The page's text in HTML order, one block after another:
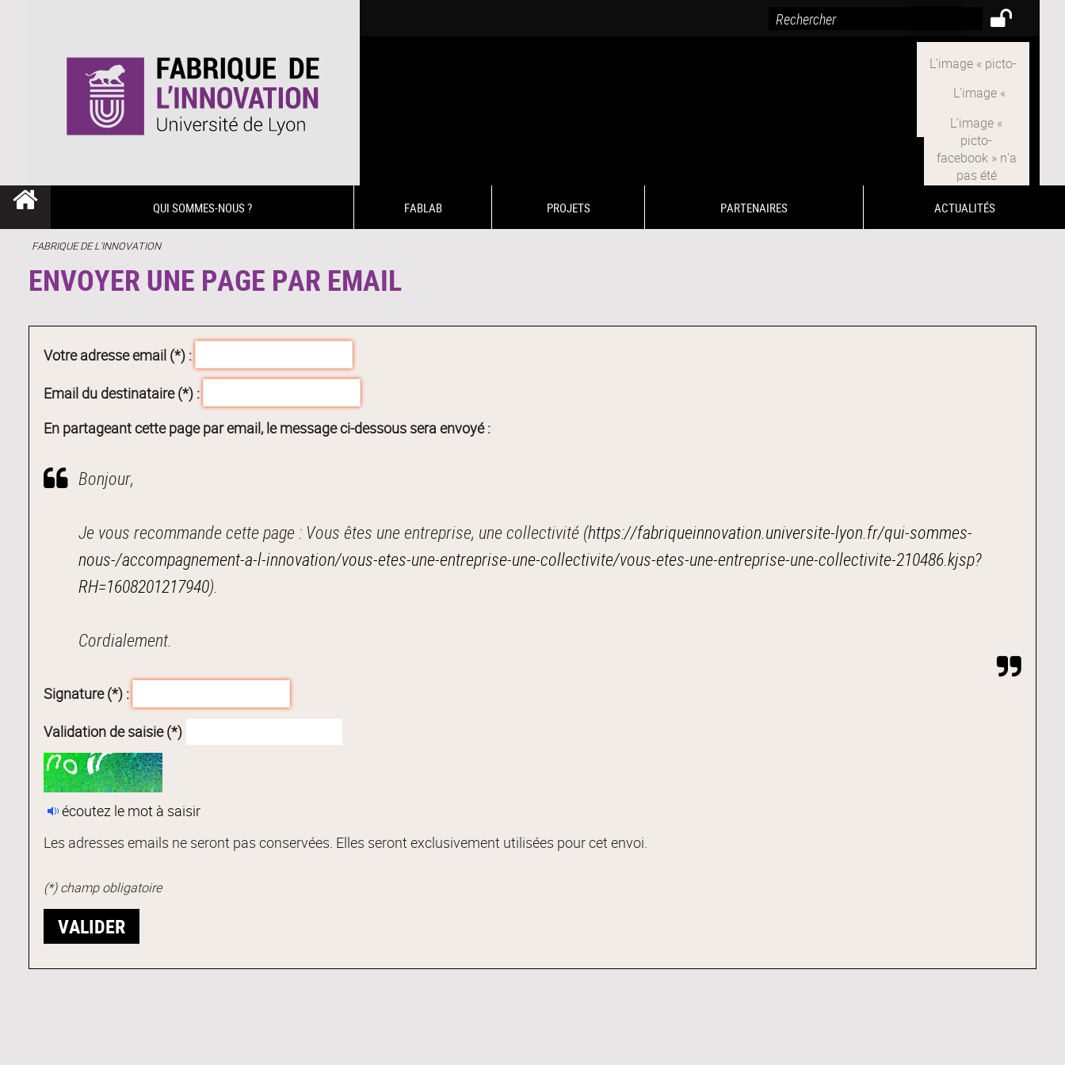
QUI SOMMES-NOUS ? FABLAB PROJETS PARTENAIRES ACTUALITÉS
FABRIQUE DE L'INNOVATION
ENVOYER UNE PAGE PAR EMAIL
Votre adresse email (*) :
Email du destinataire (*) :
En partageant cette page par email, le message ci-dessous sera envoyé :
Bonjour,
Je vous recommande cette page : Vous êtes une entreprise, une collectivité (https://fabriqueinnovation.universite-lyon.fr/qui-sommes-
nous-/accompagnement-a-l-innovation/vous-etes-une-entreprise-une-collectivite/vous-etes-une-entreprise-une-collectivite-210486.kjsp?
RH=1608201217940).
Cordialement.
Signature (*) :
Validation de saisie (*)
écoutez le mot à saisir
Les adresses emails ne seront pas conservées. Elles seront exclusivement utilisées pour cet envoi.
(*) champ obligatoire